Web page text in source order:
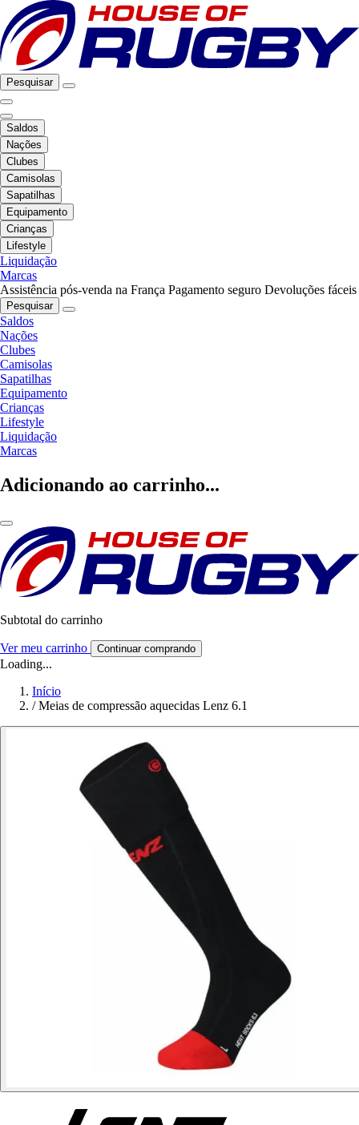
Pesquisar
Saldos
Nações
Clubes
Camisolas
Sapatilhas
Equipamento
Crianças
Lifestyle
Liquidação
Marcas
Assistência pós-venda na França Pagamento seguro Devoluções fáceis
Pesquisar
Saldos
Nações
Clubes
Camisolas
Sapatilhas
Equipamento
Crianças
Lifestyle
Liquidação
Marcas
Adicionando ao carrinho...
Subtotal do carrinho
Ver meu carrinho Continuar comprando
Loading...
Início
/ Meias de compressão aquecidas Lenz 6.1